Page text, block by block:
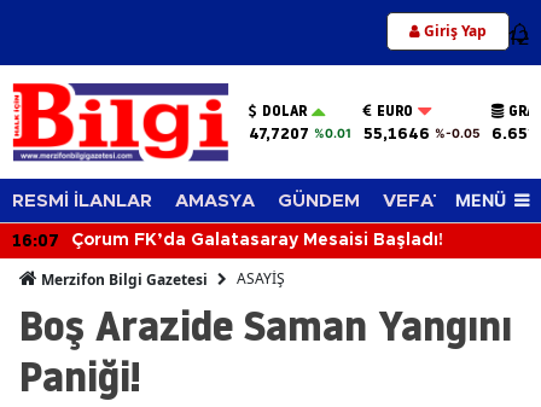
Giriş Yap 12
DOLAR
47,7207 %0.01
EURO
55,1646 %-0.05
RESMİ İLANLAR AMASYA GÜNDEM VEFAT EDENLER
MENÜ
16:07 Çorum FK’da Galatasaray Mesaisi Başladı!
Merzifon Bilgi Gazetesi ASAYİŞ
Boş Arazide Saman Yangını
Paniği!